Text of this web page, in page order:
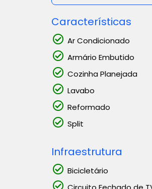
Características
Ar Condicionado
Armário Embutido
Cozinha Planejada
Lavabo
Reformado
Split
Infraestrutura
Bicicletário